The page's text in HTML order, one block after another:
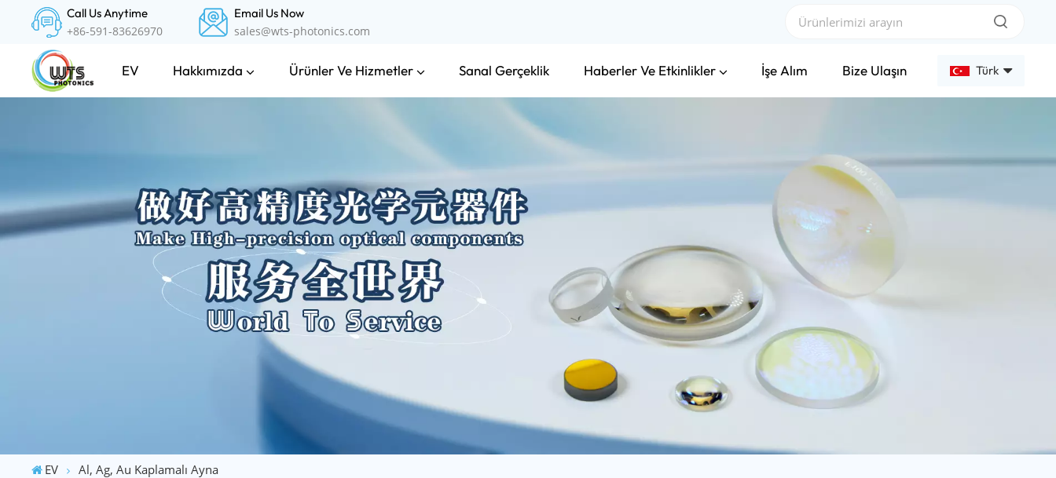
Call Us Anytime
+86-591-83626970
Email Us Now
sales@wts-photonics.com
EV Hakkımızda Ürünler Ve Hizmetler Sanal Gerçeklik Haberler Ve Etkinlikler İşe Alım Bize Ulaşın Türk
中文
EV Al, Ag, Au Kaplamalı Ayna